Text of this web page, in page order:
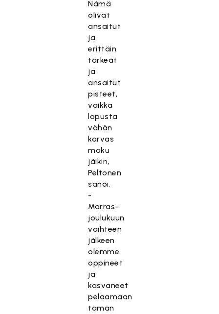
Nämä
olivat
ansaitut
ja
erittäin
tärkeät
ja
ansaitut
pisteet,
vaikka
lopusta
vähän
karvas
maku
jäikin,
Peltonen
sanoi.
-
Marras-
joulukuun
vaihteen
jälkeen
olemme
oppineet
ja
kasvaneet
pelaamaan
tämän